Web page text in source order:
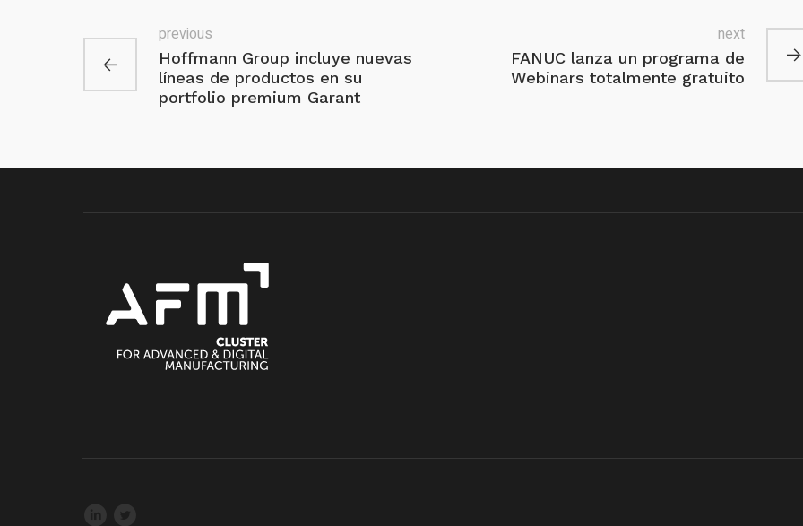
Hoffmann Group incluye nuevas
líneas de productos en su
portfolio premium Garant
previous
FANUC lanza un programa de
Webinars totalmente gratuito
next